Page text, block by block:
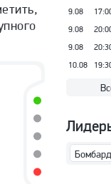
9.08
9.08
9.08
10.08